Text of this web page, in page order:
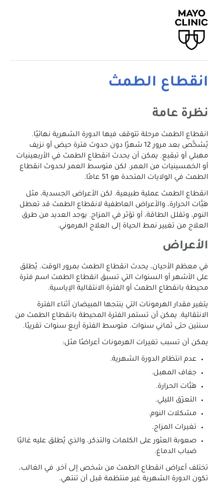
انقطاع الطمث
نظرة عامة
انقطاع الطمث مرحلة تتوقف فيها الدورة الشهرية نهائيًا.
يُشخَّص بعد مرور 12 شهرًا دون حدوث فترة حيض أو نزيف
مهبلي أو تبقيع. يمكن أن يحدث انقطاع الطمث في الأربعينيات
أو الخمسينيات من العمر. لكن متوسط العمر لحدوث انقطاع
الطمث في الولايات المتحدة هو 51 عامًا.
انقطاع الطمث عملية طبيعية. لكن الأعراض الجسدية، مثل
هَبَّات الحرارة، والأعراض العاطفية لانقطاع الطمث قد تعطل
النوم، وتقلل الطاقة، أو تؤثر في المزاج. يوجد العديد من طرق
العلاج من تغيير نمط الحياة إلى العلاج الهرموني.
الأعراض
في معظم الأحيان، يحدث انقطاع الطمث بمرور الوقت. يُطلق
على الأشهر أو السنوات التي تسبق انقطاع الطمث اسم فترة
محيطة بانقطاع الطمث أو الفترة الانتقالية الإياسية.
يتغير مقدار الهرمونات التي ينتجها المبيضان أثناء الفترة
الانتقالية. يمكن أن تستمر الفترة المحيطة بانقطاع الطمث من
سنتين حتى ثماني سنوات. متوسط الفترة أربع سنوات تقريبًا.
يمكن أن تسبب تغيرات الهرمونات أعراضًا مثل:
عدم انتظام الدورة الشهرية.
جفاف المهبل.
هَبَّات الحرارة.
التعرّق الليلي.
مشكلات النوم.
تغيرات المزاج.
صعوبة العثور على الكلمات والتذكر، والذي يُطلق عليه غالبًا
ضباب الدماغ.
تختلف أعراض انقطاع الطمث من شخص إلى آخر. في الغالب،
تكون الدورة الشهرية غير منتظمة قبل أن تنتهي.